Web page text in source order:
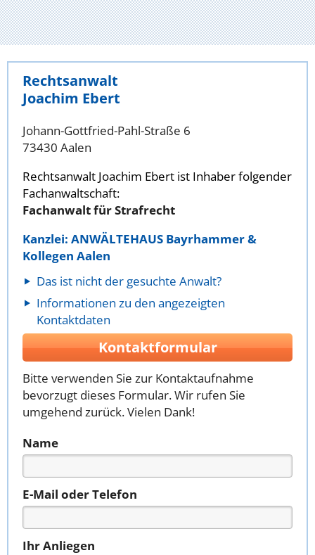
Rechtsanwalt
Joachim Ebert
Johann-Gottfried-Pahl-Straße 6
73430 Aalen
Rechtsanwalt Joachim Ebert ist Inhaber folgender
Fachanwaltschaft:
Fachanwalt für Strafrecht
Kanzlei: ANWÄLTEHAUS Bayrhammer &
Kollegen Aalen
Das ist nicht der gesuchte Anwalt?
Informationen zu den angezeigten
Kontaktdaten
Kontaktformular
Bitte verwenden Sie zur Kontaktaufnahme
bevorzugt dieses Formular. Wir rufen Sie
umgehend zurück. Vielen Dank!
Name
E-Mail oder Telefon
Ihr Anliegen